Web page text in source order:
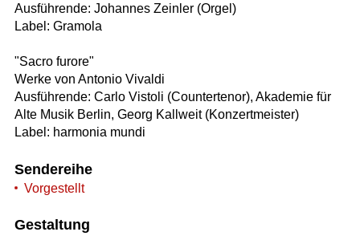
Ausführende: Johannes Zeinler (Orgel)
Label: Gramola
"Sacro furore"
Werke von Antonio Vivaldi
Ausführende: Carlo Vistoli (Countertenor), Akademie für
Alte Musik Berlin, Georg Kallweit (Konzertmeister)
Label: harmonia mundi
Sendereihe
Vorgestellt
Gestaltung